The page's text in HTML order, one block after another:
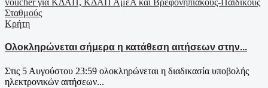
Κρήτη
Ολοκληρώνεται σήμερα η κατάθεση αιτήσεων στην...
Στις 5 Αυγούστου 23:59 ολοκληρώνεται η διαδικασία υποβολής
ηλεκτρονικών αιτήσεων...